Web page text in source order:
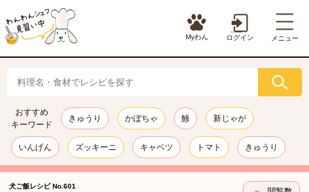
Myわん ログイン メニュー
おすすめ
キーワード
きゅうり かぼちゃ 鯵 新じゃが
いんげん ズッキーニ キャベツ トマト きゅうり
犬ご飯レシピ No.601